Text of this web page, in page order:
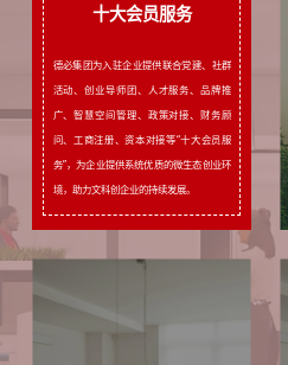
十大会员服务
十大会员服务
德必集团为入驻企业提供联合党建、社群
活动、创业导师团、人才服务、品牌推
广、智慧空间管理、政策对接、财务顾
问、工商注册、资本对接等“十大会员服
务”，为企业提供系统优质的微生态创业环
境，助力文科创企业的持续发展。